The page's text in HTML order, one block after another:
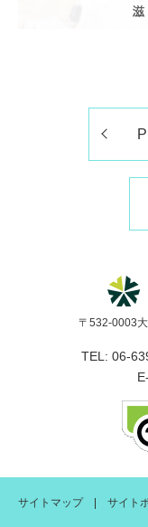
〒532-0003
TEL: 06-
サイトマップ サイト